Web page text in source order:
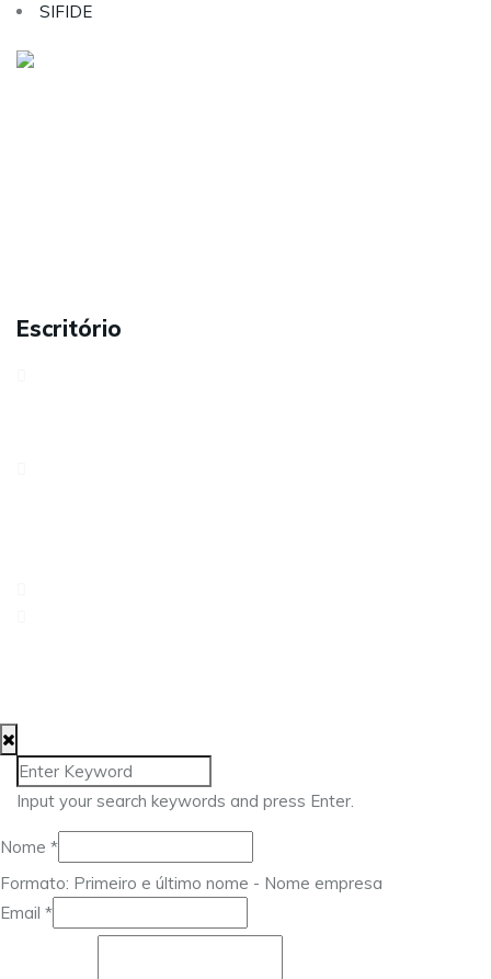
SIFIDE
Escritório
Input your search keywords and press Enter.
Nome *
Formato: Primeiro e último nome - Nome empresa
Email *